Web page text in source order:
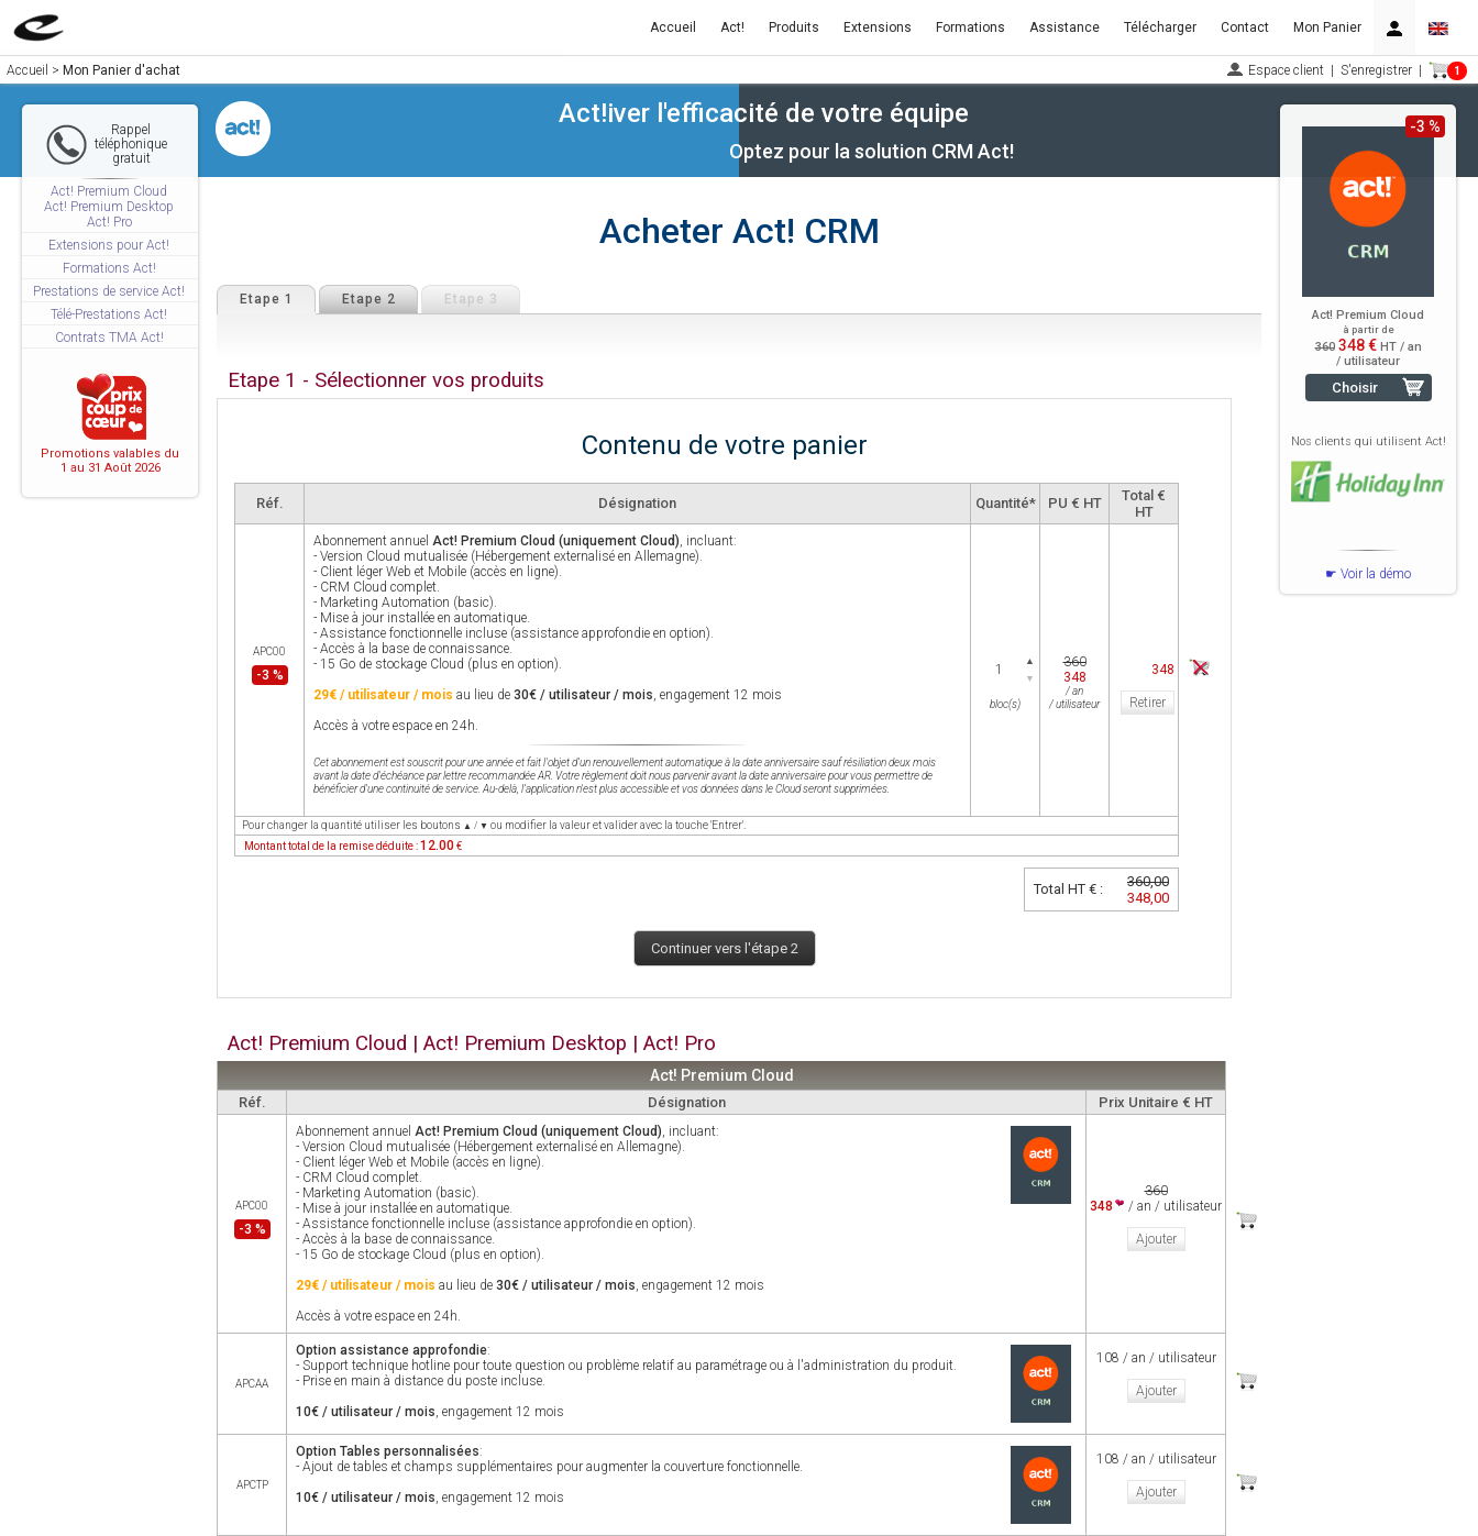
Accueil Act! Produits Extensions Formations Assistance Télécharger Contact Mon Panier
Accueil > Mon Panier d'achat Espace client S'enregistrer 1
Act!iver l'efficacité de votre équipe
Optez pour la solution CRM Act!
Rappel
téléphonique
gratuit
Act! Premium Cloud
Act! Premium Desktop
Act! Pro
Extensions pour Act!
Formations Act!
Prestations de service Act!
Télé-Prestations Act!
Contrats TMA Act!
Promotions valables du
1 au 31 Août 2026
Act! Premium Cloud
à partir de
360 348 €HT / an
/ utilisateur
-3 %
Choisir
Nos clients qui utilisent Act!
Voir la démo
Acheter Act! CRM
Etape 1 Etape 2 Etape 3
Etape 1 - Sélectionner vos produits
Contenu de votre panier
Réf. Désignation Quantité* PU € HT
Total €
HT
APC00
-3 %
Abonnement annuel Act! Premium Cloud (uniquement Cloud), incluant:
- Version Cloud mutualisée (Hébergement externalisé en Allemagne).
- Client léger Web et Mobile (accès en ligne).
- CRM Cloud complet.
- Marketing Automation (basic).
- Mise à jour installée en automatique.
- Assistance fonctionnelle incluse (assistance approfondie en option).
- Accès à la base de connaissance.
- 15 Go de stockage Cloud (plus en option).
29€ / utilisateur / mois au lieu de 30€ / utilisateur / mois, engagement 12 mois
Accès à votre espace en 24h.
Cet abonnement est souscrit pour une année et fait l'objet d'un renouvellement automatique à la date anniversaire sauf résiliation deux mois
avant la date d'échéance par lettre recommandée AR. Votre règlement doit nous parvenir avant la date anniversaire pour vous permettre de
bénéficier d'une continuité de service. Au-delà, l’application n'est plus accessible et vos données dans le Cloud seront supprimées.
▲
▼
bloc(s)
360
348
/ an
/ utilisateur
348
Retirer
Pour changer la quantité utiliser les boutons ▲ / ▼ ou modifier la valeur et valider avec la touche 'Entrer'.
Montant total de la remise déduite :12.00€
Total HT € :
360,00
348,00
Continuer vers l'étape 2
Act! Premium Cloud | Act! Premium Desktop | Act! Pro
Act! Premium Cloud
Réf. Désignation Prix Unitaire € HT
APC00
-3 %
Abonnement annuel Act! Premium Cloud (uniquement Cloud), incluant:
- Version Cloud mutualisée (Hébergement externalisé en Allemagne).
- Client léger Web et Mobile (accès en ligne).
- CRM Cloud complet.
- Marketing Automation (basic).
- Mise à jour installée en automatique.
- Assistance fonctionnelle incluse (assistance approfondie en option).
- Accès à la base de connaissance.
- 15 Go de stockage Cloud (plus en option).
29€ / utilisateur / mois au lieu de 30€ / utilisateur / mois, engagement 12 mois
Accès à votre espace en 24h.
360
348
/ an / utilisateur
Ajouter
APCAA
Option assistance approfondie:
- Support technique hotline pour toute question ou problème relatif au paramétrage ou à l'administration du produit.
- Prise en main à distance du poste incluse.
10€ / utilisateur / mois, engagement 12 mois
108 / an / utilisateur
Ajouter
APCTP
Option Tables personnalisées:
- Ajout de tables et champs supplémentaires pour augmenter la couverture fonctionnelle.
10€ / utilisateur / mois, engagement 12 mois
108 / an / utilisateur
Ajouter